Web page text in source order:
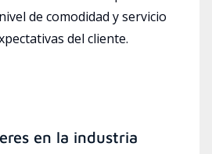
de comodidad y servicio
del cliente.
en la industria